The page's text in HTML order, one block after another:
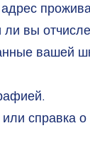
вы
вашей
или